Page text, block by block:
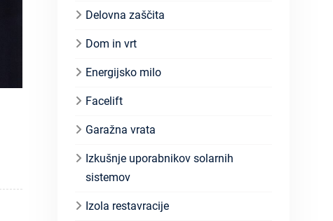
Delovna zaščita
Dom in vrt
Energijsko milo
Facelift
Garažna vrata
Izkušnje uporabnikov solarnih
sistemov
Izola restavracije